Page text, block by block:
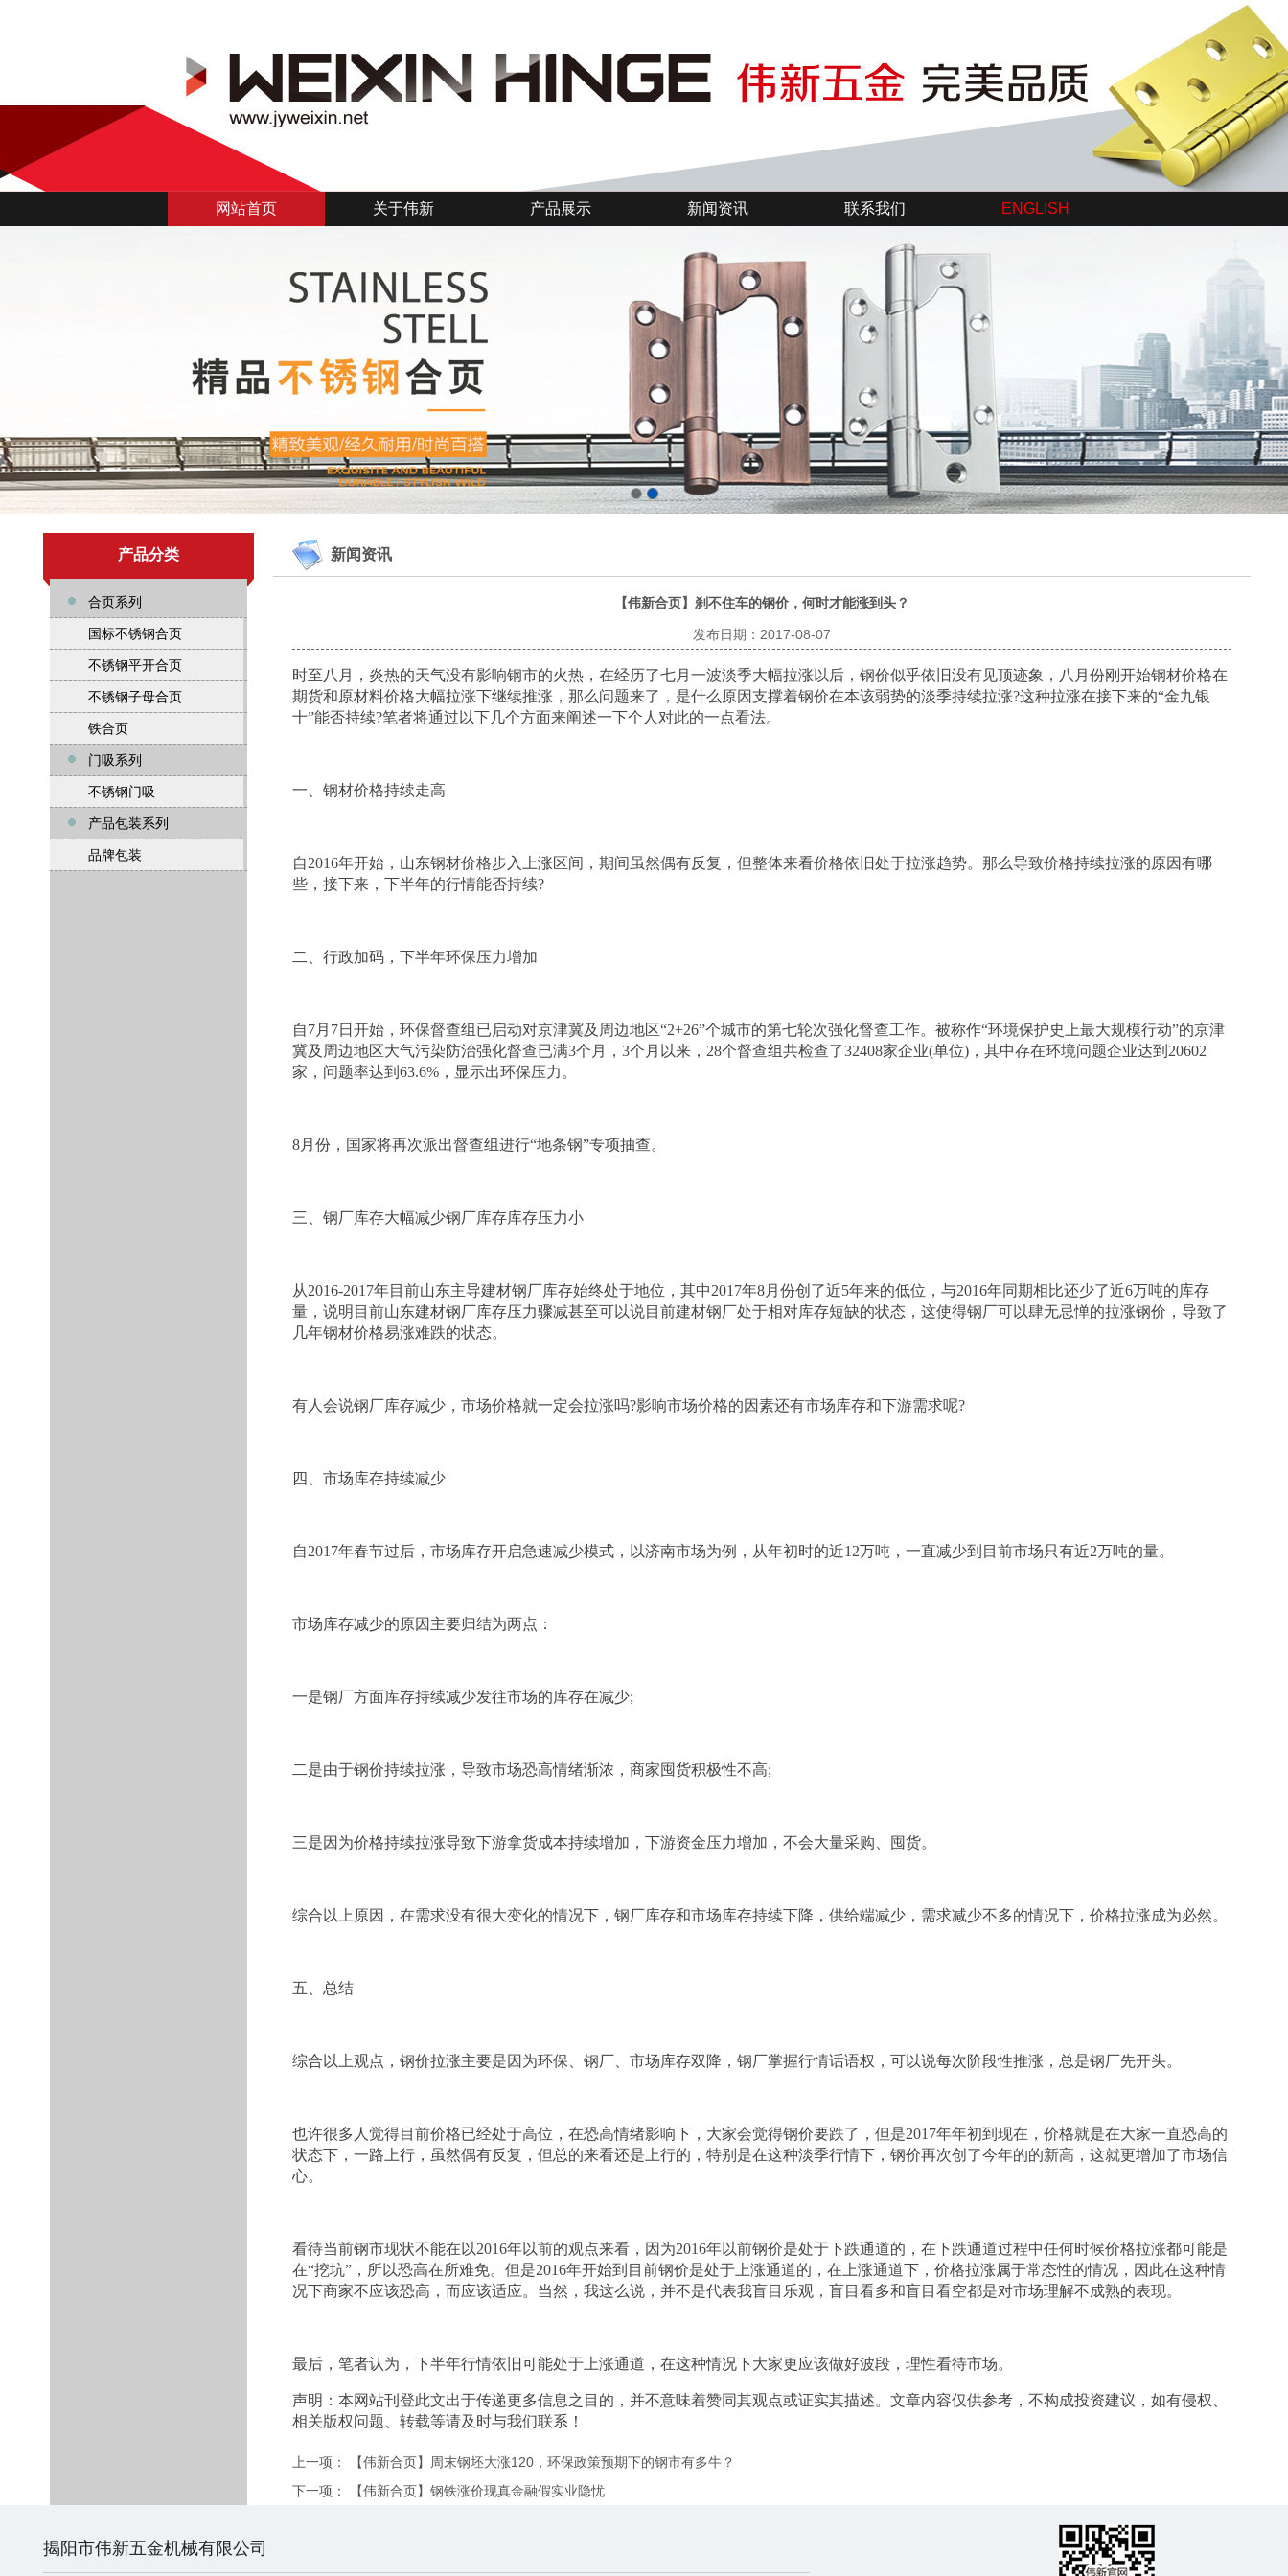
网站首页 关于伟新 产品展示 新闻资讯 联系我们 ENGLISH
产品分类
合页系列
国标不锈钢合页
不锈钢平开合页
不锈钢子母合页
铁合页
门吸系列
不锈钢门吸
产品包装系列
品牌包装
新闻资讯
【伟新合页】刹不住车的钢价，何时才能涨到头？
发布日期：2017-08-07
时至八月，炎热的天气没有影响钢市的火热，在经历了七月一波淡季大幅拉涨以后，钢价似乎依旧没有见顶迹象，八月份刚开始钢材价格在
期货和原材料价格大幅拉涨下继续推涨，那么问题来了，是什么原因支撑着钢价在本该弱势的淡季持续拉涨?这种拉涨在接下来的“金九银
十”能否持续?笔者将通过以下几个方面来阐述一下个人对此的一点看法。
一、钢材价格持续走高
自2016年开始， 山东钢材价格步入上涨区间，期间虽然偶有反复，但整体来看价格依旧处于拉涨趋势。那么导致价格持续拉涨的原因有哪
些，接下来，下半年的行情能否持续?
二、行政加码，下半年环保压力增加
自7月7日开始，环保督查组已启动对京津冀及周边地区“2+26”个城市的第七轮次强化督查工作。被称作“环境保护史上最大规模行动”的京津
冀及周边地区大气污染防治强化督查已满3个月，3个月以来，28个督查组共检查了32408家企业(单位)，其中存在环境问题企业达到20602
家，问题率达到63.6%，显示出环保压力。
8月份，国家将再次派出督查组进行“地条钢”专项抽查。
三、钢厂库存大幅减少钢厂库存库存压力小
从2016-2017年目前山东主导建材钢厂库存始终处于地位，其中2017年8月份创了近5年来的低位，与2016年同期相比还少了近6万吨的库存
量，说明目前山东建材钢厂库存压力骤减甚至可以说目前建材钢厂处于相对库存短缺的状态，这使得钢厂可以肆无忌惮的拉涨钢价，导致了
几年钢材价格易涨难跌的状态。
有人会说钢厂库存减少，市场价格就一定会拉涨吗?影响市场价格的因素还有市场库存和下游需求呢?
四、市场库存持续减少
自2017年春节过后，市场库存开启急速减少模式，以济南市场为例，从年初时的近12万吨，一直减少到目前市场只有近2万吨的量。
市场库存减少的原因主要归结为两点：
一是钢厂方面库存持续减少发往市场的库存在减少;
二是由于钢价持续拉涨，导致市场恐高情绪渐浓，商家囤货积极性不高;
三是因为价格持续拉涨导致下游拿货成本持续增加，下游资金压力增加，不会大量采购 、囤货。
综合以上原因，在需求没有很大变化的情况下，钢厂库存和市场库存持续下降，供给端减少，需求减少不多的情况下，价格拉涨成为必然。
五、总结
综合以上观点，钢价拉涨主要是因为环保、钢厂、市场库存双降，钢厂掌握行情话语权，可以说每次阶段性推涨，总是钢厂先开头。
也许很多人觉得目前价格已经处于高位，在恐高情绪影响下，大家会觉得钢价要跌了，但是2017年年初到现在，价格就是在大家一直恐高的
状态下，一路上行，虽然偶有反复，但总的来看还是上行的，特别是在这种淡季行情下，钢价再次创了今年的的新高，这就更增加了市场信
心。
看待当前钢市现状不能在以2016年以前的观点来看，因为2016年以前钢价是处于下跌通道的，在下跌通道过程中任何时候价格拉涨都可能是
在“挖坑”，所以恐高在所难免。但是2016年开始到目前钢价是处于上涨通道的，在上涨通道下，价格拉涨属于常态性的情况，因此在这种情
况下商家不应该恐高，而应该适应。当然，我这么说，并不是代表我盲目乐观，盲目看多和盲目看空都是对市场理解不成熟的表现。
最后，笔者认为，下半年行情依旧可能处于上涨通道，在这种情况下大家更应该做好波段，理性看待市场。
声明：本网站刊登此文出于传递更多信息之目的，并不意味着赞同其观点或证实其描述。文章内容仅供参考，不构成投资建议，如有侵权、
相关版权问题、转载等请及时与我们联系！
上一项：
【伟新合页】周末钢坯大涨120，环保政策预期下的钢市有多牛？
下一项：
【伟新合页】钢铁涨价现真金融假实业隐忧
揭阳市伟新五金机械有限公司